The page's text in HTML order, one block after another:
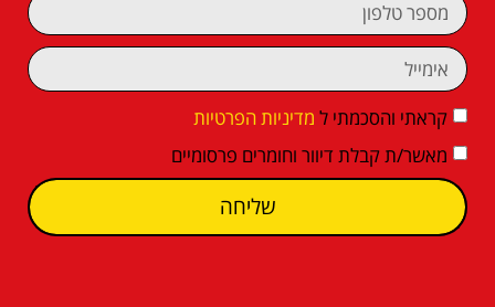
קראתי והסכמתי ל מדיניות הפרטיות
מאשר/ת קבלת דיוור וחומרים פרסומיים
שליחה